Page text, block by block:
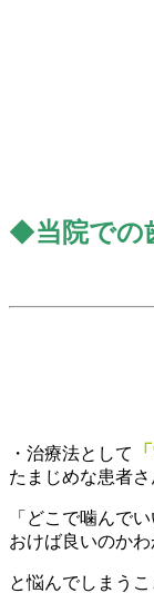
◆当院での
・治療法として 「
たまじめな患者さ
「どこで噛んで
おけば良いのかわ
と悩んでしまうこ